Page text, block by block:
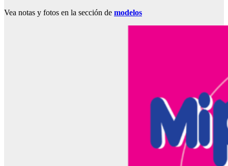
Vea notas y fotos en la sección de modelos